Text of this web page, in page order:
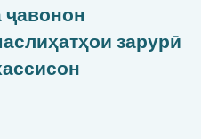
ҷавонон
зарурӣ